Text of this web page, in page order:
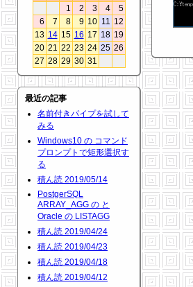
1
2 3 4
5
6
7 8 9 10 11 12
13 14 15 16 17 18 19
20 21 22 23 24 25 26
27 28 29 30 31
最近の記事
名前付きパイプを試して
みる
Windows10 の コマンド
プロンプトで矩形選択す
る
積ん読 2019/05/14
PostgerSQL
ARRAY_AGG の と
Oracle の LISTAGG
積ん読 2019/04/24
積ん読 2019/04/23
積ん読 2019/04/18
積ん読 2019/04/12